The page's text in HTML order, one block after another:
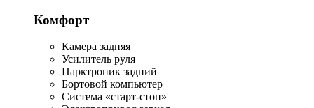
Комфорт
Камера задняя
Усилитель руля
Парктроник задний
Бортовой компьютер
Система «старт-стоп»